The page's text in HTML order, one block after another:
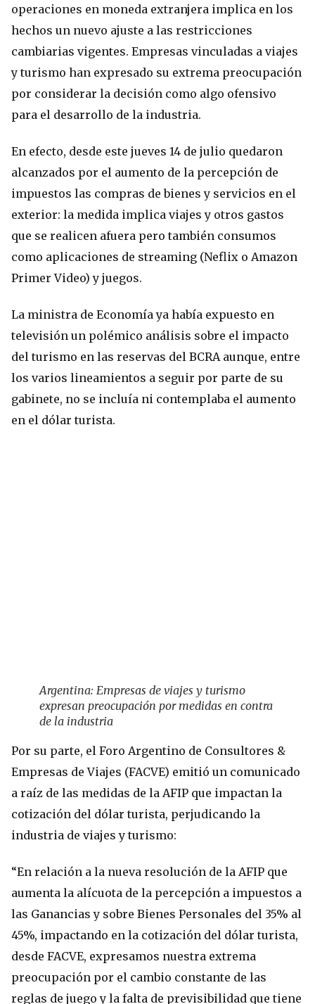
operaciones en moneda extranjera implica en los
hechos un nuevo ajuste a las restricciones
cambiarias vigentes. Empresas vinculadas a viajes
y turismo han expresado su extrema preocupación
por considerar la decisión como algo ofensivo
para el desarrollo de la industria.
En efecto, desde este jueves 14 de julio quedaron
alcanzados por el aumento de la percepción de
impuestos las compras de bienes y servicios en el
exterior: la medida implica viajes y otros gastos
que se realicen afuera pero también consumos
como aplicaciones de streaming (Neflix o Amazon
Primer Video) y juegos.
La ministra de Economía ya había expuesto en
televisión un polémico análisis sobre el impacto
del turismo en las reservas del BCRA aunque, entre
los varios lineamientos a seguir por parte de su
gabinete, no se incluía ni contemplaba el aumento
en el dólar turista.
Argentina: Empresas de viajes y turismo
expresan preocupación por medidas en contra
de la industria
Por su parte, el Foro Argentino de Consultores &
Empresas de Viajes (FACVE) emitió un comunicado
a raíz de las medidas de la AFIP que impactan la
cotización del dólar turista, perjudicando la
industria de viajes y turismo:
“En relación a la nueva resolución de la AFIP que
aumenta la alícuota de la percepción a impuestos a
las Ganancias y sobre Bienes Personales del 35% al
45%, impactando en la cotización del dólar turista,
desde FACVE, expresamos nuestra extrema
preocupación por el cambio constante de las
reglas de juego y la falta de previsibilidad que tiene